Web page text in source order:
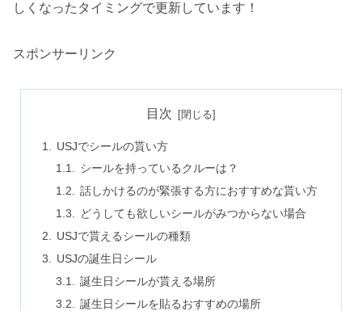
しくなったタイミングで更新しています！
スポンサーリンク
目次
USJでシールの貰い方
シールを持っているクルーは？
話しかけるのが緊張する方におすすめな貰い方
どうしても欲しいシールがみつからない場合
USJで貰えるシールの種類
USJの誕生日シール
誕生日シールが貰える場所
誕生日シールを貼るおすすめの場所